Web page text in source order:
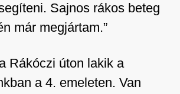
Sajnos rákos beteg
már megjártam.”
Rákóczi úton lakik a
a 4. emeleten. Van